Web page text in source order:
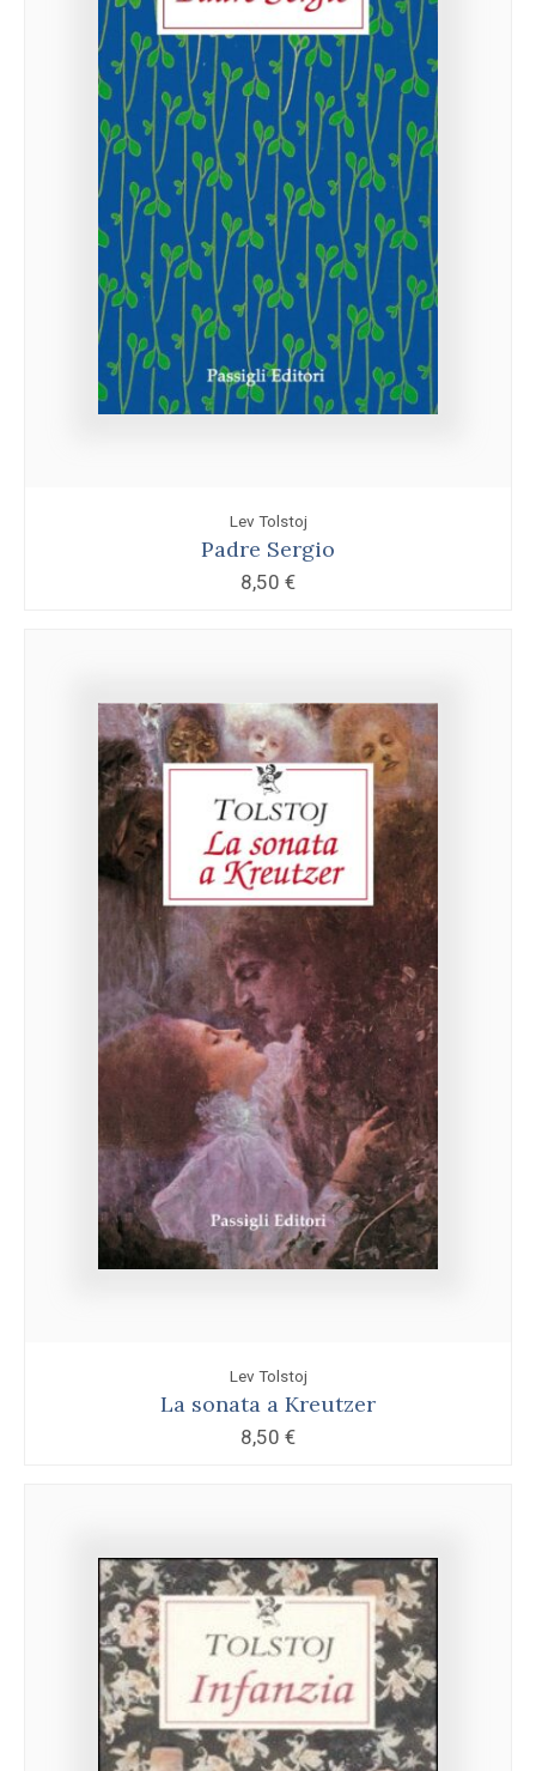
Lev Tolstoj
Padre Sergio
8,50 €
Lev Tolstoj
La sonata a Kreutzer
8,50 €